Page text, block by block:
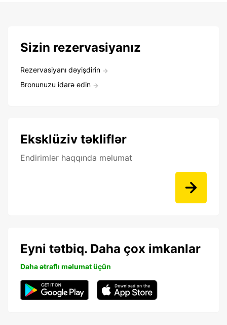
Sizin rezervasiyanız
Rezervasiyanı dəyişdirin
Bronunuzu idarə edin
Eksklüziv təkliflər
Endirimlər haqqında məlumat
Eyni tətbiq. Daha çox imkanlar
Daha ətraflı məlumat üçün